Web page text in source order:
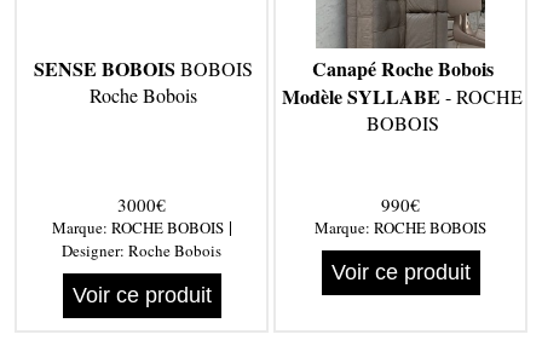
SENSE BOBOIS BOBOIS
Roche Bobois
3000€
Marque: ROCHE BOBOIS|
Designer: Roche Bobois
Voir ce produit
Canapé Roche Bobois
Modèle SYLLABE - ROCHE
BOBOIS
990€
Marque: ROCHE BOBOIS
Voir ce produit